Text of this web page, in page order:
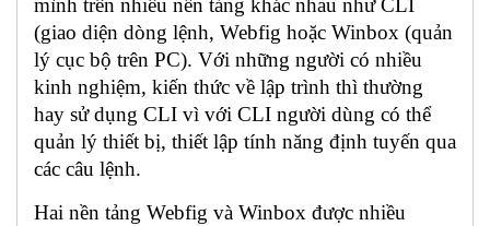
mình trên nhiều nền tảng khác nhau như CLI
(giao diện dòng lệnh, Webfig hoặc Winbox (quản
lý cục bộ trên PC). Với những người có nhiều
kinh nghiệm, kiến thức về lập trình thì thường
hay sử dụng CLI vì với CLI người dùng có thể
quản lý thiết bị, thiết lập tính năng định tuyến qua
các câu lệnh.
Hai nền tảng Webfig và Winbox được nhiều